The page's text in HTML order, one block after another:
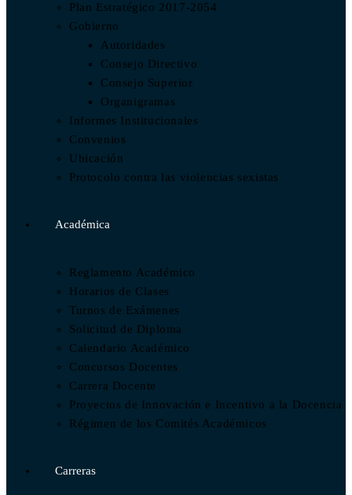
Plan Estratégico 2017-2054
Gobierno
Autoridades
Consejo Directivo
Consejo Superior
Organigramas
Informes Institucionales
Convenios
Ubicación
Protocolo contra las violencias sexistas
Académica
Reglamento Académico
Horarios de Clases
Turnos de Exámenes
Solicitud de Diploma
Calendario Académico
Concursos Docentes
Carrera Docente
Proyectos de Innovación e Incentivo a la Docencia
Régimen de los Comités Académicos
Carreras